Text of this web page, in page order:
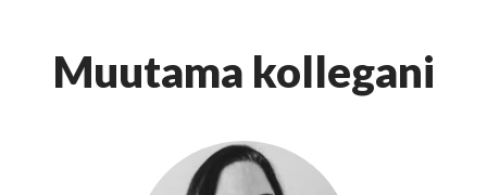
Muutama kollegani